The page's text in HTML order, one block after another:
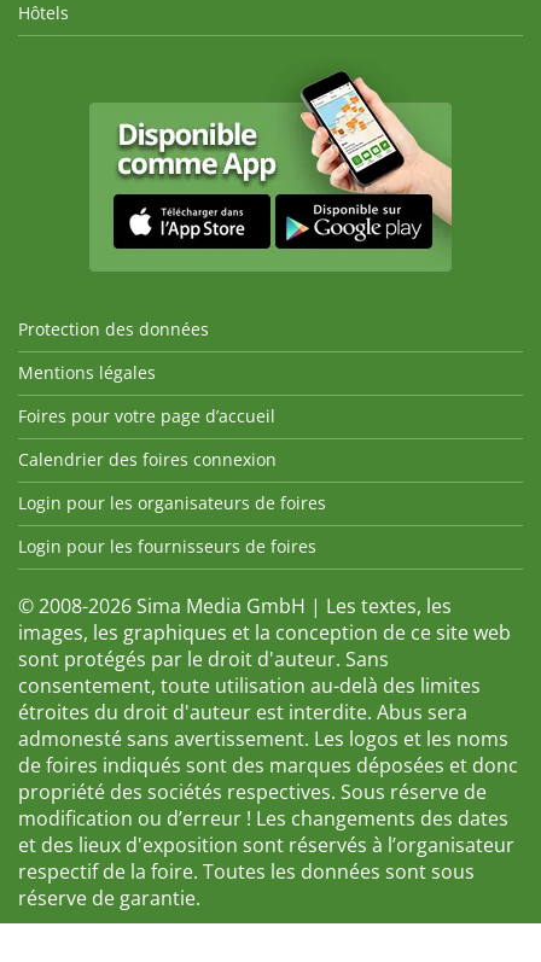
Hôtels
Protection des données
Mentions légales
Foires pour votre page d’accueil
Calendrier des foires connexion
Login pour les organisateurs de foires
Login pour les fournisseurs de foires
© 2008-2026 Sima Media GmbH | Les textes, les
images, les graphiques et la conception de ce site web
sont protégés par le droit d'auteur. Sans
consentement, toute utilisation au-delà des limites
étroites du droit d'auteur est interdite. Abus sera
admonesté sans avertissement. Les logos et les noms
de foires indiqués sont des marques déposées et donc
propriété des sociétés respectives. Sous réserve de
modification ou d’erreur ! Les changements des dates
et des lieux d'exposition sont réservés à l’organisateur
respectif de la foire. Toutes les données sont sous
réserve de garantie.